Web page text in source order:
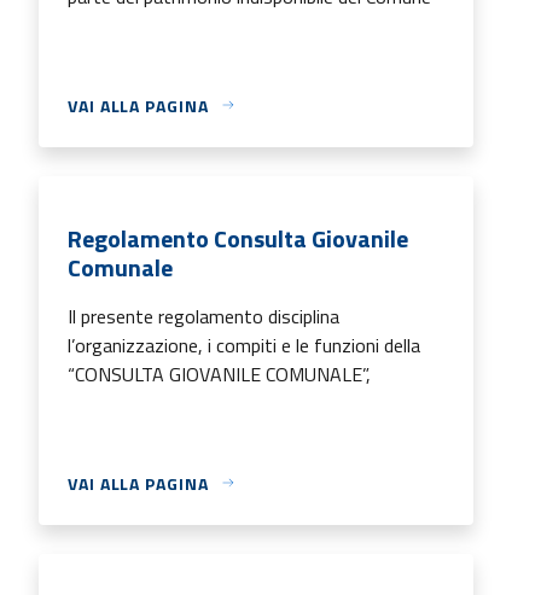
VAI ALLA PAGINA
Regolamento Consulta Giovanile
Comunale
Il presente regolamento disciplina
l’organizzazione, i compiti e le funzioni della
“CONSULTA GIOVANILE COMUNALE”,
VAI ALLA PAGINA